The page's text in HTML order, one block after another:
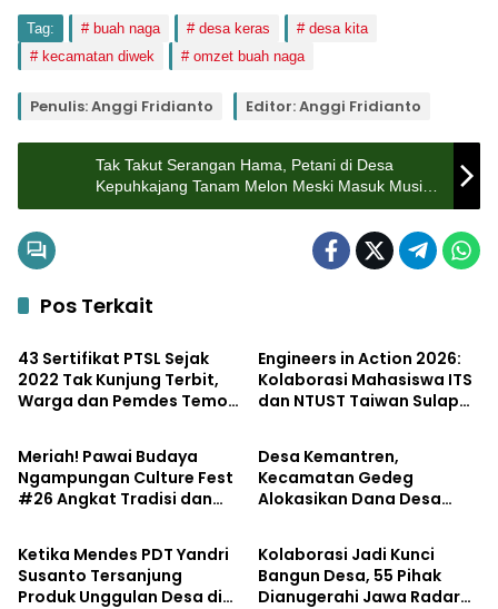
Tag: buah naga desa keras
desa kita
kecamatan diwek
omzet buah naga
Penulis: Anggi Fridianto Editor: Anggi Fridianto
Tak Takut Serangan Hama, Petani di Desa
Kepuhkajang Tanam Melon Meski Masuk Musim
Hujan
Pos Terkait
Pemerintahan
43 Sertifikat PTSL Sejak
2022 Tak Kunjung Terbit,
Warga dan Pemdes Temon
Mojokerto
Engineers in Action 2026:
Kolaborasi Mahasiswa ITS
dan NTUST Taiwan Sulap
Berkelanjutan
Potensi
Meriah! Pawai Budaya
Ngampungan Culture Fest
#26 Angkat Tradisi dan
Lifestyle
Desa Kemantren,
Kecamatan Gedeg
Alokasikan Dana Desa
Lifestyle
Ketika Mendes PDT Yandri
Susanto Tersanjung
Produk Unggulan Desa di
Pemerintahan
Kolaborasi Jadi Kunci
Bangun Desa, 55 Pihak
Dianugerahi Jawa Radar